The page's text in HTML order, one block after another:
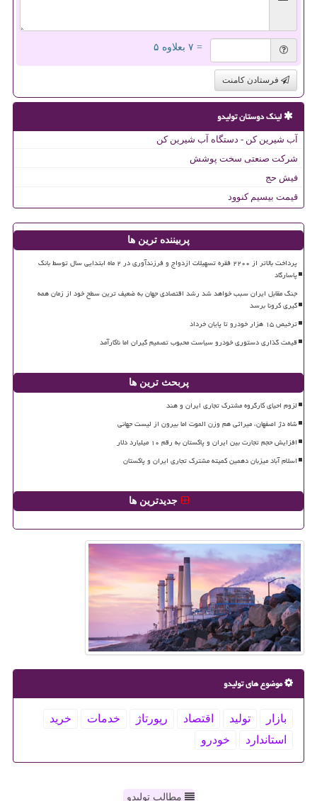
= ۷ بعلاوه ۵
فرستادن کامنت
لینک دوستان تولیدو
آب شیرین کن - دستگاه آب شیرین کن
شرکت صنعتی سخت پوشش
فیش حج
قیمت بیسیم کنوود
پربیننده ترین ها
پرداخت بالاتر از ۲۲۰۰ فقره تسهیلات ازدواج و فرزندآوری در ۲ ماه ابتدایی سال توسط بانک
پاسارگاد
جنگ مقابل ایران سبب خواهد شد رشد اقتصادی جهان به ضعیف ترین سطح خود از زمان همه
گیری کرونا برسد
ترخیص ۱۵ هزار خودرو تا پایان خرداد
قیمت گذاری دستوری خودرو سیاست محبوب تصمیم گیران اما ناکارآمد
پربحث ترین ها
لزوم احیای کارگروه مشترک تجاری ایران و هند
شاه دژ اصفهان، میراثی هم وزن الموت اما بیرون از لیست جهانی
افزایش حجم تجارت بین ایران و پاکستان به رقم ۱۰ میلیارد دلار
اسلام آباد میزبان دهمین کمیته مشترک تجاری ایران و پاکستان
جدیدترین ها
موضوع های تولیدو
بازار تولید اقتصاد رپورتاژ خدمات
خرید
استاندارد
خودرو
مطالب تولیدو